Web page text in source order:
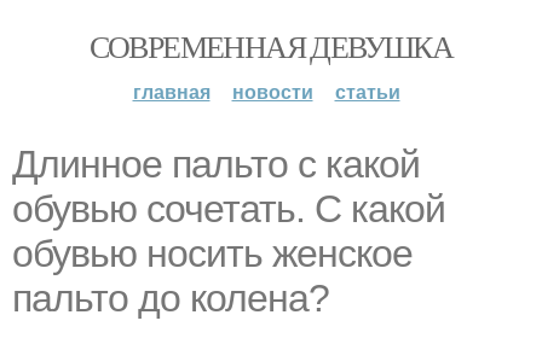
СОВРЕМЕННАЯ ДЕВУШКА
главная новости статьи
Длинное пальто с какой
обувью сочетать. С какой
обувью носить женское
пальто до колена?